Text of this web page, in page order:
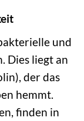
und
Dies liegt an
der das
hemmt.
finden in